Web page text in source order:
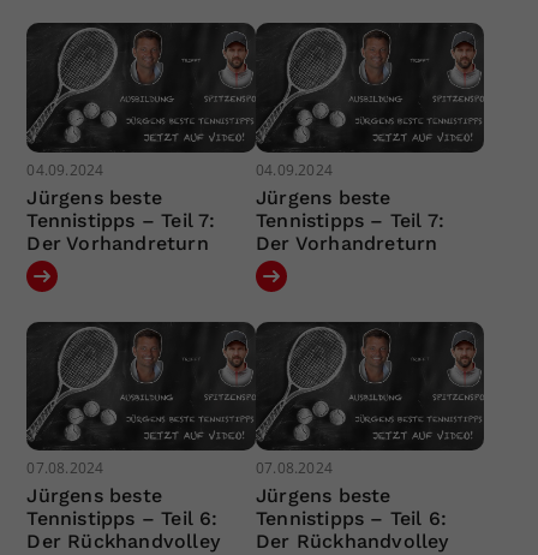
04.09.2024
Jürgens beste
Tennistipps – Teil 7:
Der Vorhandreturn
04.09.2024
Jürgens beste
Tennistipps – Teil 7:
Der Vorhandreturn
07.08.2024
Jürgens beste
Tennistipps – Teil 6:
Der Rückhandvolley
07.08.2024
Jürgens beste
Tennistipps – Teil 6:
Der Rückhandvolley